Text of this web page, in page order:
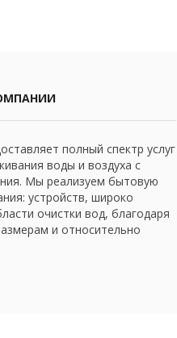
полный спектр услуг
воды и воздуха с
Мы реализуем бытовую
устройств, широко
очистки вод, благодаря
и относительно